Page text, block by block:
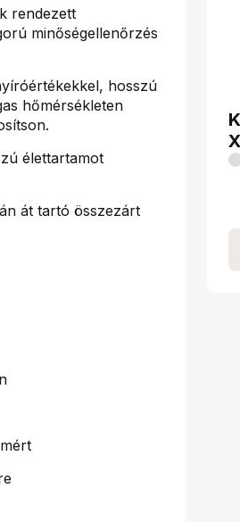
rendezett
minőségellenőrzés
hosszú
hőmérsékleten
élettartamot
át tartó összezárt